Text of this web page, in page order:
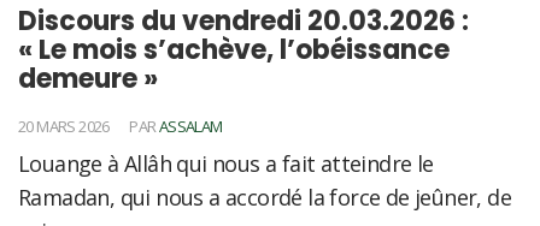
Discours du vendredi 20.03.2026 :
« Le mois s’achève, l’obéissance
demeure »
20 MARS 2026 PARASSALAM
Louange à Allâh qui nous a fait atteindre le
Ramadan, qui nous a accordé la force de jeûner, de